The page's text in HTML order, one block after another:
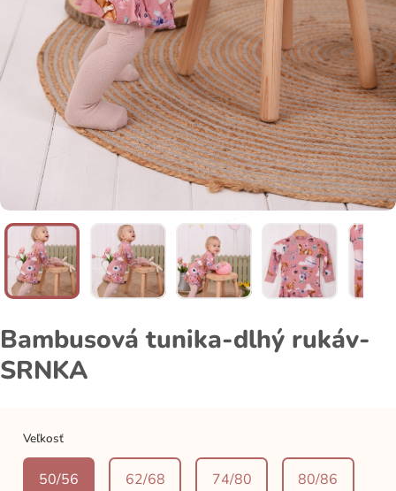
Bambusová tunika-dlhý rukáv-
SRNKA
Veľkosť
50/56 62/68 74/80 80/86